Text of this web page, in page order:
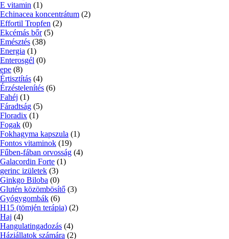
E vitamin (1)
Echinacea koncentrátum (2)
Effortil Tropfen (2)
Ekcémás bőr (5)
Emésztés (38)
Energia (1)
Enterosgél (0)
epe (8)
Értisztítás (4)
Érzéstelenítés (6)
Fahéj (1)
Fáradtság (5)
Floradix (1)
Fogak (0)
Fokhagyma kapszula (1)
Fontos vitaminok (19)
Fűben-fában orvosság (4)
Galacordin Forte (1)
gerinc izületek (3)
Ginkgo Biloba (0)
Glutén közömbösítő (3)
Gyógygombák (6)
H15 (tömjén terápia) (2)
Haj (4)
Hangulatingadozás (4)
Háziállatok számára (2)